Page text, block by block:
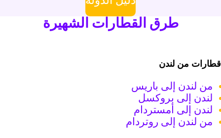
طرق القطارات الشهيرة
من لندن
من لندن إلى باريس
لندن إلى بروكسل
لندن إلى أمستردام
من لندن إلى روتردام